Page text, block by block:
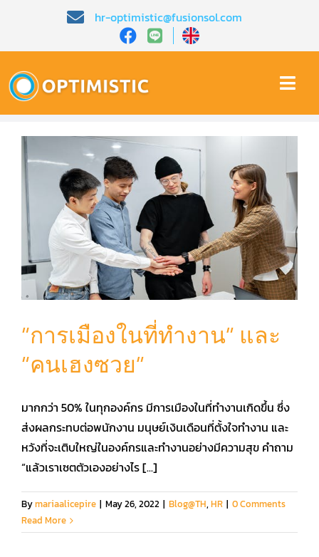
content
hr-optimistic@fusionsol.com
หน้าหลัก​
เกี่ยวกับเรา​
คุณสมบัติ​
บทความ
การสาธิต
คู่มือการใช้งาน
สมัครใช้งานฟรี
เข้าสู่ระบบ​
“การเมืองในที่ทำงาน” และ
“คนเฮงซวย”
มากกว่า 50% ในทุกองค์กร มีการเมืองในที่ทำงานเกิดขึ้น ซึ่ง
ส่งผลกระทบต่อพนักงาน มนุษย์เงินเดือนที่ตั้งใจทำงาน และ
หวังที่จะเติบใหญ่ในองค์กรและทำงานอย่างมีความสุข คำถาม
“แล้วเราเซตตัวเองอย่างไร [...]
Bymariaalicepire | May 26, 2022 | Blog@TH, HR | 0 Comments
Read More